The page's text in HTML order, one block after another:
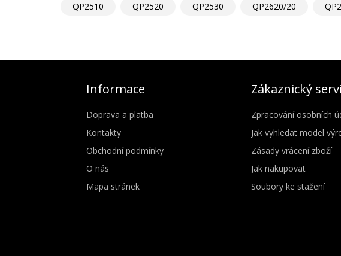
QP2510 QP2520 QP2530 QP2620/20
Informace
Doprava a platba
Kontakty
Obchodní podmínky
O nás
Mapa stránek
Zákaznický
Zpracování osobních
Jak vyhledat model
Zásady vrácení zboží
Jak nakupovat
Soubory ke stažení